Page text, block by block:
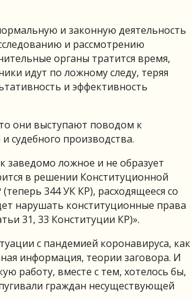
и законную деятельность
и рассмотрению
органы тратится время,
идут по ложному следу, теряя
и эффективность
они выступают поводом к
судебного производства.
заведомо ложное и не образует
в решении Конституционной
344 УК КР), расходящееся со
нарушать конституционные права
31, 33 Конституции КР)».
с пандемией коронавируса, как
информация, теории заговора. И
работу, вместе с тем, хотелось бы,
граждан несуществующей